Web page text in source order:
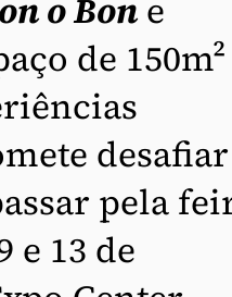
o Bone
de 150m²
pela
e 13 de